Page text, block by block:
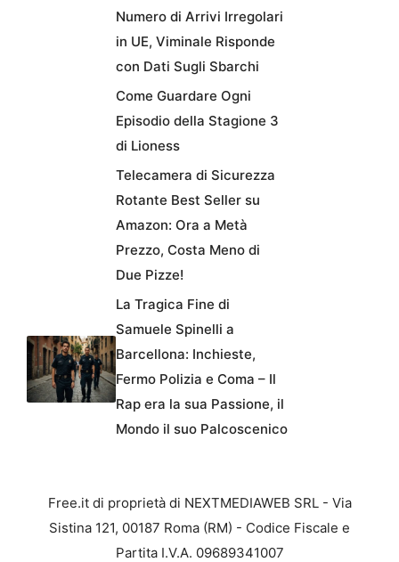
Numero di Arrivi Irregolari
in UE, Viminale Risponde
con Dati Sugli Sbarchi
Come Guardare Ogni
Episodio della Stagione 3
di Lioness
Telecamera di Sicurezza
Rotante Best Seller su
Amazon: Ora a Metà
Prezzo, Costa Meno di
Due Pizze!
La Tragica Fine di
Samuele Spinelli a
Barcellona: Inchieste,
Fermo Polizia e Coma – Il
Rap era la sua Passione, il
Mondo il suo Palcoscenico
Free.it di proprietà di NEXTMEDIAWEB SRL - Via
Sistina 121, 00187 Roma (RM) - Codice Fiscale e
Partita I.V.A. 09689341007